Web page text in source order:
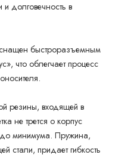
и долговечность в
быстроразъемным
что облегчает процесс
резины, входящей в
не трется о корпус
до минимума. Пружина,
стали, придает гибкость